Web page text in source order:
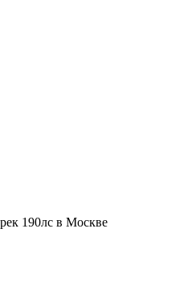
190лс в Москве